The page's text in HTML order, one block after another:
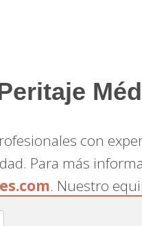
con
Para más
. Nuestro